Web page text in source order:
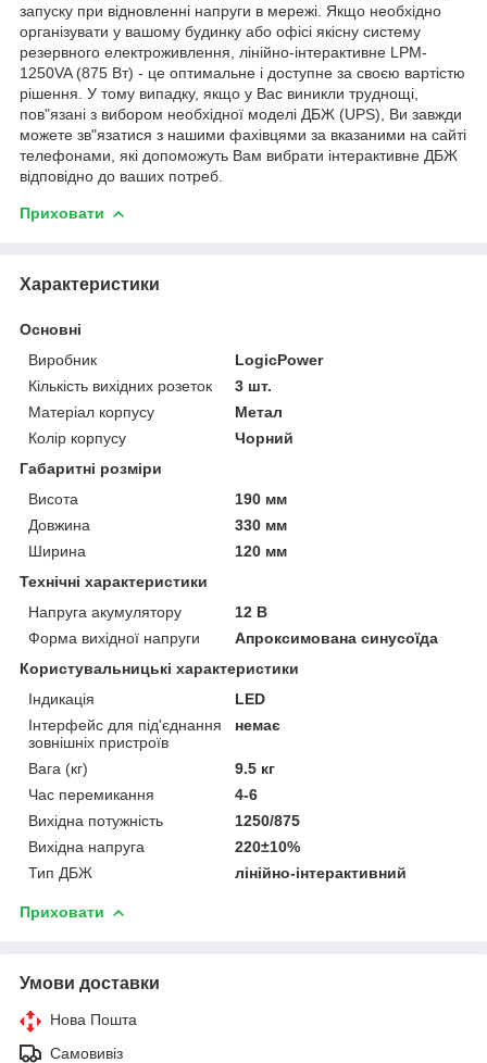
запуску при відновленні напруги в мережі. Якщо необхідно
організувати у вашому будинку або офісі якісну систему
резервного електроживлення, лінійно-інтерактивне LPM-
1250VA (875 Вт) - це оптимальне і доступне за своєю вартістю
рішення. У тому випадку, якщо у Вас виникли труднощі,
пов"язані з вибором необхідної моделі ДБЖ (UPS), Ви завжди
можете зв"язатися з нашими фахівцями за вказаними на сайті
телефонами, які допоможуть Вам вибрати інтерактивне ДБЖ
відповідно до ваших потреб.
Приховати
Характеристики
Основні
Виробник
LogicPower
Кількість вихідних розеток
3 шт.
Матеріал корпусу
Метал
Колір корпусу
Чорний
Габаритні розміри
Висота
190 мм
Довжина
330 мм
Ширина
120 мм
Технічні характеристики
Напруга акумулятору
12 В
Форма вихідної напруги
Апроксимована синусоїда
Користувальницькі характеристики
Індикація
LED
Інтерфейс для під'єднання
зовнішніх пристроїв
немає
Вага (кг)
9.5 кг
Час перемикання
4-6
Вихідна потужність
1250/875
Вихідна напруга
220±10%
Тип ДБЖ
лінійно-інтерактивний
Приховати
Умови доставки
Нова Пошта
Самовивіз